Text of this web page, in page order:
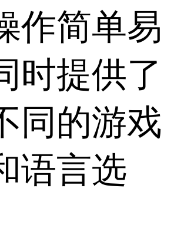
作简单易
时提供了
同的游戏
语言选